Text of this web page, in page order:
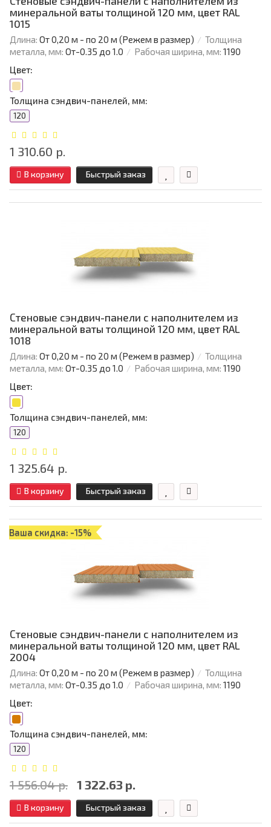
минеральной ваты толщиной 120 мм, цвет RAL
1015
Длина: От 0,20 м - по 20 м (Режем в размер)
Толщина
металла, мм: От-0.35 до 1.0 Рабочая ширина, мм: 1190
Цвет:
Толщина сэндвич-панелей, мм:
120
1 310.60 р.
В корзину Быстрый заказ
Стеновые сэндвич-панели с наполнителем из
минеральной ваты толщиной 120 мм, цвет RAL
1018
Длина: От 0,20 м - по 20 м (Режем в размер)
Толщина
металла, мм: От-0.35 до 1.0 Рабочая ширина, мм: 1190
Цвет:
Толщина сэндвич-панелей, мм:
120
1 325.64 р.
В корзину Быстрый заказ
Ваша скидка: -15%
Стеновые сэндвич-панели с наполнителем из
минеральной ваты толщиной 120 мм, цвет RAL
2004
Длина: От 0,20 м - по 20 м (Режем в размер)
Толщина
металла, мм: От-0.35 до 1.0 Рабочая ширина, мм: 1190
Цвет:
Толщина сэндвич-панелей, мм:
120
1 556.04 р. 1 322.63 р.
В корзину Быстрый заказ